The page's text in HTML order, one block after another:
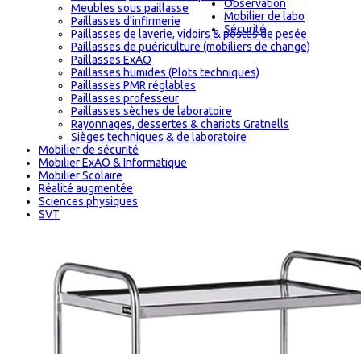
Observation
Mobilier de labo
Sécurité
Meubles sous paillasse
Paillasses d'infirmerie
Paillasses de laverie, vidoirs & postes de pesée
Paillasses de puériculture (mobiliers de change)
Paillasses ExAO
Paillasses humides (Plots techniques)
Paillasses PMR réglables
Paillasses professeur
Paillasses sèches de laboratoire
Rayonnages, dessertes & chariots Gratnells
Sièges techniques & de laboratoire
Mobilier de sécurité
Mobilier ExAO & Informatique
Mobilier Scolaire
Réalité augmentée
Sciences physiques
SVT